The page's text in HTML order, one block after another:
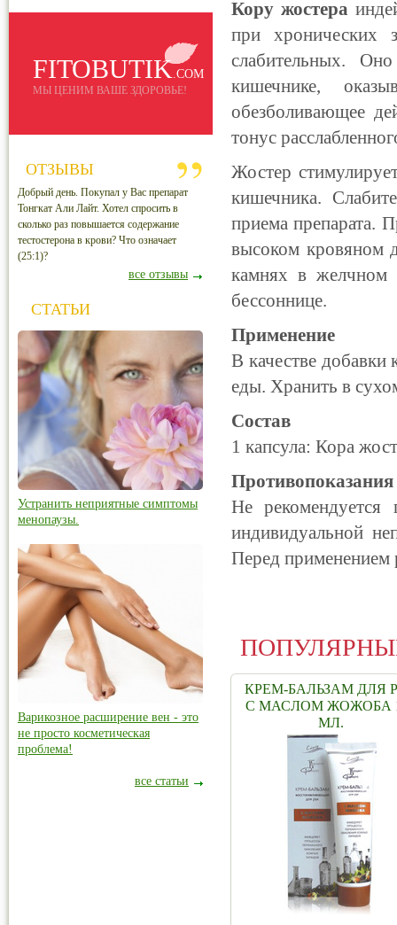
Кору жостера
при хронических
слабительных.
кишечнике,
обезболивающее
тонус
Жостер
кишечника.
приема препарата.
высоком кровяном
камнях в желчном
бессоннице.
Применение
В качестве
еды. Хранить в
Состав
1 капсула: Кора
Противопоказания
Не
индивидуальной
Перед применением
КРЕМ-БАЛЬЗАМ ДЛЯ
С МАСЛОМ ЖОЖОБА
МЛ.
FITOBUTIK.COM
МЫ ЦЕНИМ ВАШЕ ЗДОРОВЬЕ!
ОТЗЫВЫ
Добрый день. Покупал у Вас препарат
Тонгкат Али Лайт. Хотел спросить в
сколько раз повышается содержание
тестостерона в крови? Что означает
(25:1)?
все отзывы
СТАТЬИ
Устранить неприятные симптомы
менопаузы.
Варикозное расширение вен - это
не просто косметическая
проблема!
все статьи